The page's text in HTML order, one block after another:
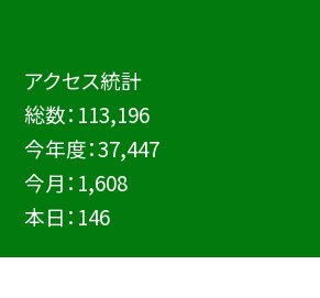
アクセス統計
総数： 113,196
今年度：37,447
今月： 1,608
本日： 146